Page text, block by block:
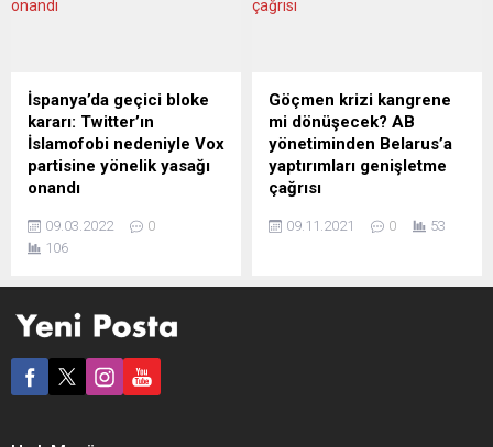
partisinden yükselen
gösterdi. Bu formül 26
Eylül’de kurulacak yeni
hükümete bir model
oluşturabilecek mi? Evetse,
neden? Almanya’da siyaset
sürecek. Federal
satışa çıktı. Biletleri,
bugünden itibaren Alman
demiryolları Deutsche Bahn
ile...
İspanya’da geçici bloke
kararı: Twitter’ın
İslamofobi nedeniyle Vox
partisine yönelik yasağı
onandı
İspanya’da Yüksek
Mahkeme, aşırı sağ görüşlü
Vox partisinin İslam karşıtı
gerekçesiyle Twitter
olarak bloke edilmesiyle ilgili
karara onay verdi. Yüksek
09.03.2022
0
106
Göçmen krizi kangrene
mi dönüşecek? AB
yönetiminden Belarus’a
yaptırımları genişletme
çağrısı
Avrupa Birliği (AB)
Komisyonu Başkanı Ursula
09.11.2021 0 53